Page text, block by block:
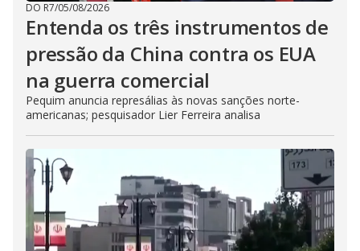
DO R7/05/08/2026
Entenda os três instrumentos de
pressão da China contra os EUA
na guerra comercial
Pequim anuncia represálias às novas sanções norte-
americanas; pesquisador Lier Ferreira analisa